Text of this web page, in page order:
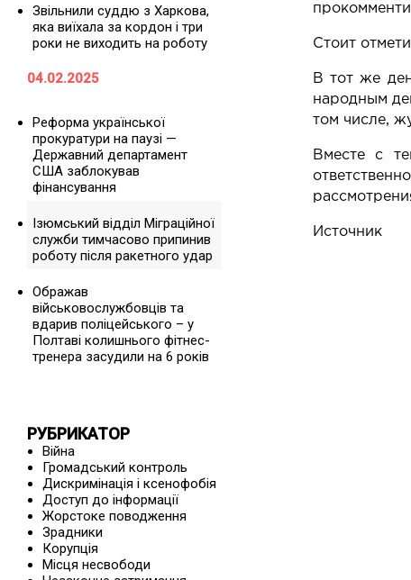
Звільнили суддю з Харкова,
яка виїхала за кордон і три
роки не виходить на роботу
04.02.2025
Реформа української
прокуратури на паузі —
Державний департамент
США заблокував
фінансування
Ізюмський відділ Міграційної
служби тимчасово припинив
роботу після ракетного удар
Ображав
військовослужбовців та
вдарив поліцейського – у
Полтаві колишнього фітнес-
тренера засудили на 6 років
РУБРИКАТОР
Війна
Громадський контроль
Дискримінація і ксенофобія
Доступ до інформації
Жорстоке поводження
Зрадники
Корупція
Місця несвободи
Стоит
В тот же
народным
том числе,
Вместе с
Источник